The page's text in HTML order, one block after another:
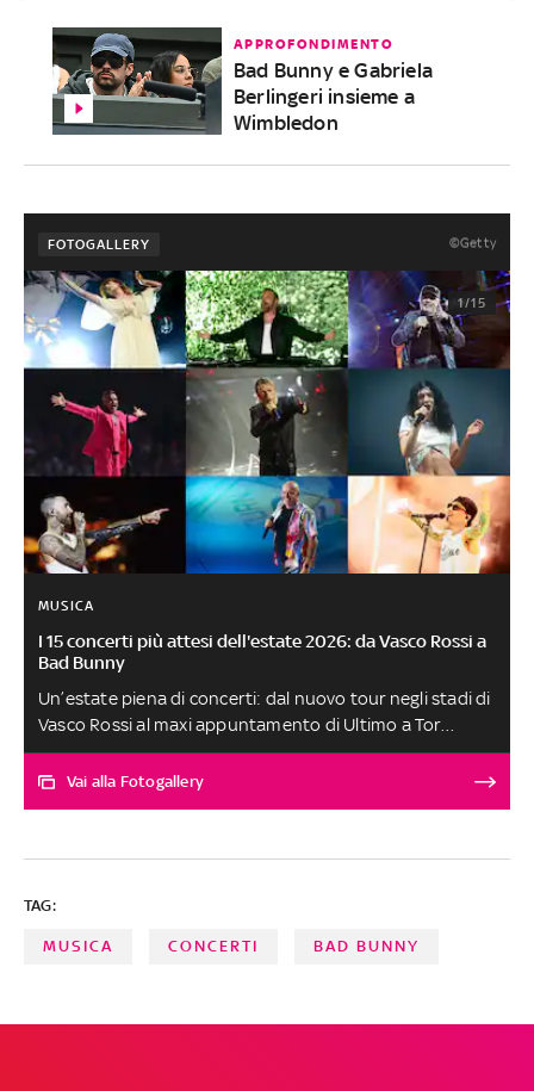
APPROFONDIMENTO
Bad Bunny e Gabriela
Berlingeri insieme a
Wimbledon
FOTOGALLERY ©Getty
1/15
MUSICA
I 15 concerti più attesi dell'estate 2026: da Vasco Rossi a
Bad Bunny
Un’estate piena di concerti: dal nuovo tour negli stadi di
Vasco Rossi al maxi appuntamento di Ultimo a Tor
Vergata passando per il ritorno di Ricky Martin. Attesi
anche Irama allo stadio San Siro di Milano, gli Ateez
Vai alla Fotogallery
TAG:
MUSICA CONCERTI BAD BUNNY